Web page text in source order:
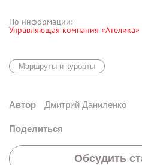
По информации:
Управляющая компания «Ателика»
Маршруты и курорты
Автор Дмитрий Даниленко
Поделиться
Обсудить